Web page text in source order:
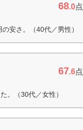
68.0点
安さ。（40代／男性）
67.6点
。（30代／女性）